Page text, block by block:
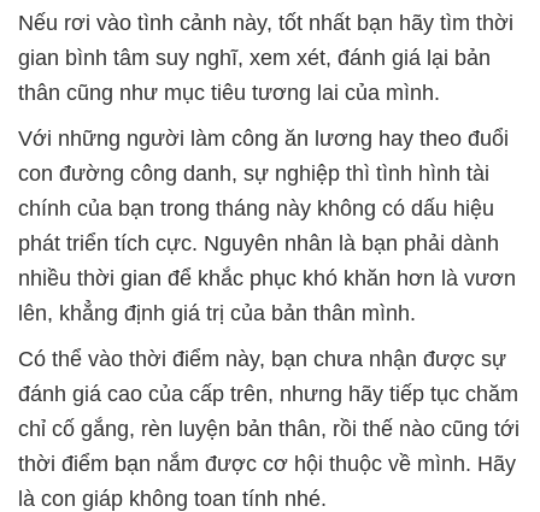
Nếu rơi vào tình cảnh này, tốt nhất bạn hãy tìm thời
gian bình tâm suy nghĩ, xem xét, đánh giá lại bản
thân cũng như mục tiêu tương lai của mình.
Với những người làm công ăn lương hay theo đuổi
con đường công danh, sự nghiệp thì tình hình tài
chính của bạn trong tháng này không có dấu hiệu
phát triển tích cực. Nguyên nhân là bạn phải dành
nhiều thời gian để khắc phục khó khăn hơn là vươn
lên, khẳng định giá trị của bản thân mình.
Có thể vào thời điểm này, bạn chưa nhận được sự
đánh giá cao của cấp trên, nhưng hãy tiếp tục chăm
chỉ cố gắng, rèn luyện bản thân, rồi thế nào cũng tới
thời điểm bạn nắm được cơ hội thuộc về mình. Hãy
là con giáp không toan tính nhé.